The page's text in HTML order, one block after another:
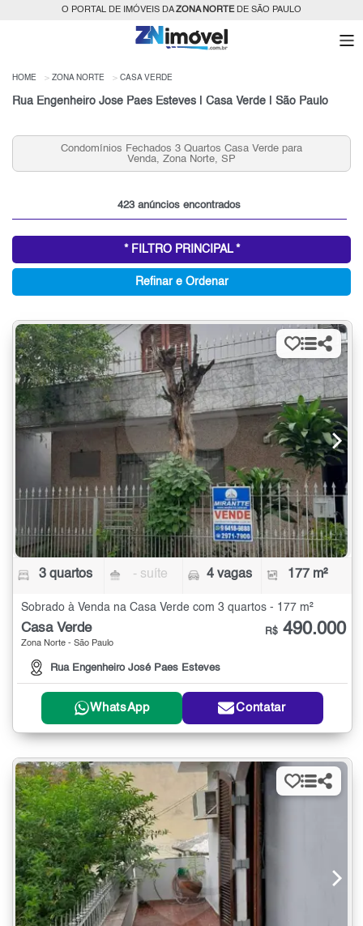
O PORTAL DE IMÓVEIS DAZONA NORTEDE SÃO PAULO
HOME ZONA NORTE CASA VERDE
Rua Engenheiro Jose Paes Esteves | Casa Verde | São Paulo
Aluguel de Apartamentos 1 Quarto, Casa Verde, Zona
Norte, SP
423 anúncios encontrados
* FILTRO PRINCIPAL *
Refinar e Ordenar
3 quartos - suíte 4 vagas 177 m²
Sobrado à Venda na Casa Verde com 3 quartos - 177 m²
Casa Verde
Zona Norte - São Paulo
Rua Engenheiro José Paes Esteves
R$ 490.000
WhatsApp Contatar